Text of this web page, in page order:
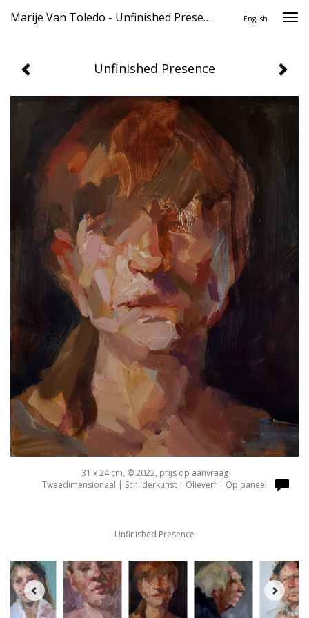
Marije Van Toledo - Unfinished Presence English
Unfinished Presence
31 x 24 cm, © 2022, prijs op aanvraag
Tweedimensionaal | Schilderkunst | Olieverf | Op paneel
Unfinished Presence